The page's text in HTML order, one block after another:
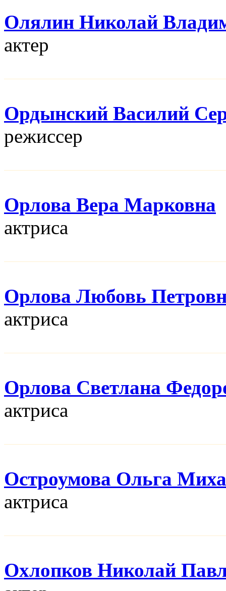
Олялин Николай
актер
Ордынский Василий
режисcер
Орлова Вера Марковна
актриса
Орлова Любовь
актриса
Орлова Светлана
актриса
Остроумова Ольга
актриса
Охлопков Николай